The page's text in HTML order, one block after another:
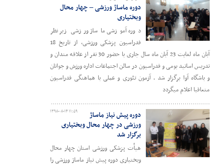
دوره ماساژ ورزشی – چهار محال
وبختیاری
دوره آموزشی ماساژ ورزشی زیر نظر
فدراسیون پزشکی ورزشی، از تاریخ 18
آبان ماه لغایت 23 آبان ماه سال جاری با حضور 30 نفر از علاقه مندان و
تدریس اساتید بومی و فدراسیون در سالن اجتماعات اداره ورزش و جوانان
و باشگاه آوا برگزار شد . آزمون تئوری و عملی با هماهنگی فدراسیون
متعاقبا اعلام میگردد
۱۳۹۸-۰۸-۱۴ ۱۱:۵۹
دوره پیش نیاز ماساژ
ورزشی در چهار محال وبختیاری
برگزار شد
هیأت پزشکی ورزشی استان چهار محال
وبختیاری دوره پیش نیاز ماساژ ورزشی را